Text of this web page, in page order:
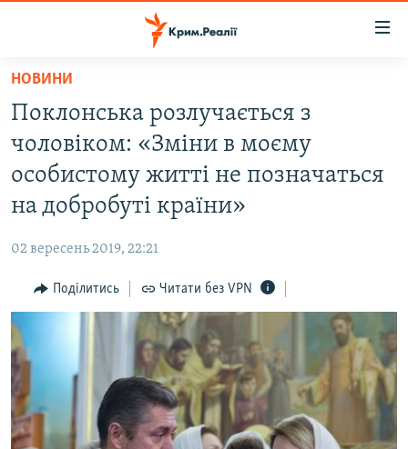
Перейти
основного
матеріалу
Перейти
до
основної
Перейти
пошуку
ВІДЕО ТА ФОТО
ПОЛІТИКА
ПОГЛЯД
ІНТЕРВ'Ю
ВСЕ ЗА ДЕНЬ
СПЕЦПРОЕКТИ
ВІДЕОУРОКИ «ELIFBE»
ЯК ОБІЙТИ БЛОКУВАННЯ
Русский
НОВИНИ
Поклонська розлучається з
чоловіком: «Зміни в моєму
особистому житті не позначаться
на добробуті країни»
02 вересень 2019, 22:21
Поділитись Читати без VPN